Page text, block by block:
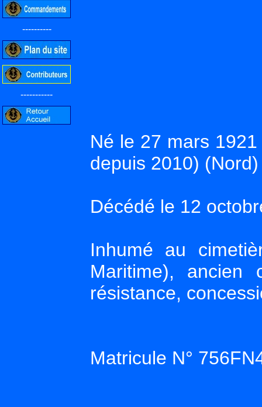
----------
-----------
Né le 27 mars
depuis 2010) (Nord)
Décédé le 12
Inhumé au
Maritime),
résistance,
Matricule N°